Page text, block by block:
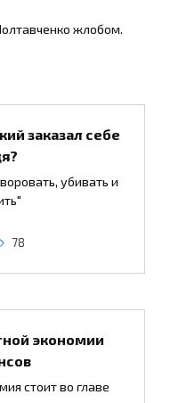
жлобом.
заказал себе
убивать и
78
экономии
стоит во главе